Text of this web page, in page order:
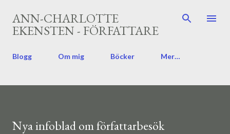
Fortsätt till huvudinnehåll
ANN-CHARLOTTE
EKENSTEN - FÖRFATTARE
Blogg Om mig Böcker Mer…
Nya infoblad om författarbesök